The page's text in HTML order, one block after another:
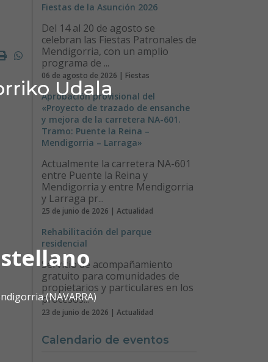
Udala
(NAVARRA)
Imprimir
Whatsapp
Fiestas de la Asunción 2026
Del 14 al 20 de agosto se
celebran las Fiestas Patronales de
Mendigorria, con un amplio
programa de ...
06 de agosto de 2026 | Fiestas
Aprobación provisional del
«Proyecto de trazado de ensanche
y mejora de la carretera NA-601.
Tramo: Puente la Reina –
Mendigorria – Larraga»
Actualmente la carretera NA-601
entre Puente la Reina y
Mendigorria y entre Mendigorria
y Larraga pr...
25 de junio de 2026 | Actualidad
Rehabilitación del parque
residencial
Servicio de acompañamiento
gratuito para comunidades de
propietarios y particulares en los
procesos...
23 de junio de 2026 | Actualidad
Calendario de eventos